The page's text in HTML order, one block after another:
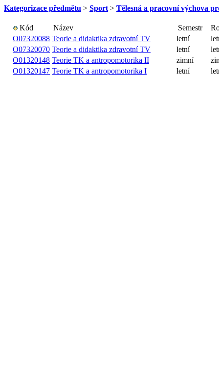
Kategorizace předmětu > Sport > Tělesná a pracovní výchova
Kód Název Semestr
O07320088 Teorie a didaktika zdravotní TV letní
O07320070 Teorie a didaktika zdravotní TV letní
O01320148 Teorie TK a antropomotorika II zimní
O01320147 Teorie TK a antropomotorika I letní